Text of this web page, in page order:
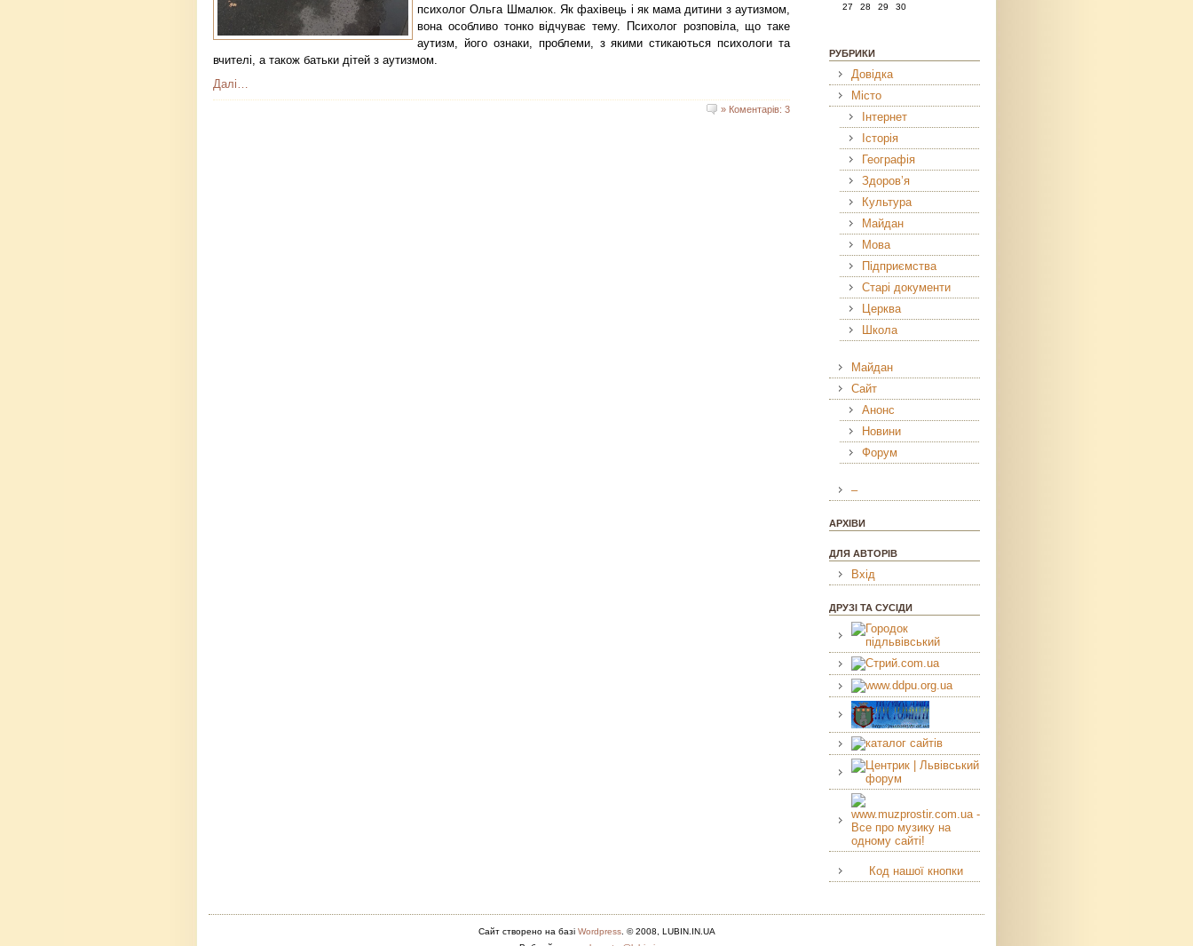
психолог Ольга Шмалюк. Як фахівець і як мама дитини з аутизмом,
вона особливо тонко відчуває тему. Психолог розповіла, що таке
аутизм, його ознаки, проблеми, з якими стикаються психологи та
вчителі, а також батьки дітей з аутизмом.
Далі…
» Коментарів: 3
27 28 29 30
РУБРИКИ
Довідка
Місто
Інтернет
Історія
Географія
Здоров’я
Культура
Майдан
Мова
Підприємства
Старі документи
Церква
Школа
Майдан
Сайт
Анонс
Новини
Форум
–
АРХІВИ
ДЛЯ АВТОРІВ
Вхід
ДРУЗІ ТА СУСІДИ
Код нашої кнопки
Сайт створено на базі Wordpress. © 2008, LUBIN.IN.UA